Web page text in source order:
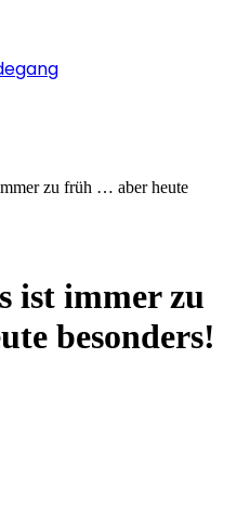
zu früh … aber heute
ist immer zu
besonders!